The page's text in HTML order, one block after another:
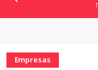
Empresas